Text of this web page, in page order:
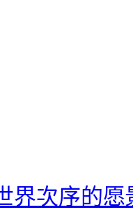
界次序的愿